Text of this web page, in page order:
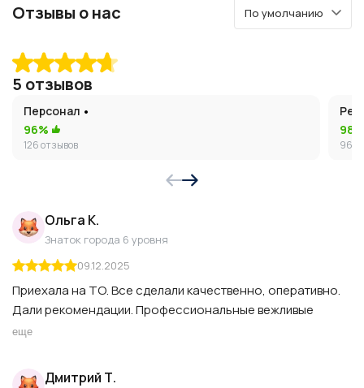
Отзывы о нас По умолчанию
5 отзывов
Персонал
96%
126 отзывов 96
Ольга К.
Знаток города 6 уровня
09.12.2025
Приехала на ТО. Все сделали качественно, оперативно.
Дали рекомендации. Профессиональные вежливые
ребята. Цены средние по округу.
еще
Дмитрий Т.